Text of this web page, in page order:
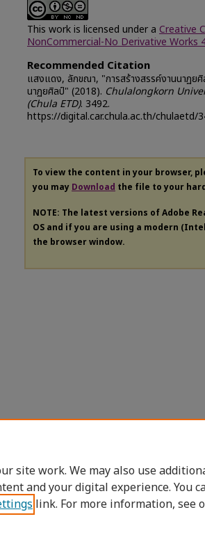
This work is licensed under a Creative
NonCommercial-No Derivative Works
Recommended Citation
แสงแดง, ลักขณา, "การสร้างสรรค์งานนาฏย
นาฏยศิลป์" (2018). Chulalongkorn
(Chula ETD). 3492.
https://digital.car.chula.ac.th/chulaetd/
To view the content in your browser,
you may Download the file to your
NOTE: The latest versions of Adobe
OS and if you are using a modern
the browser window.
site work. We may also use
and your digital experience. You
link. For more information, see